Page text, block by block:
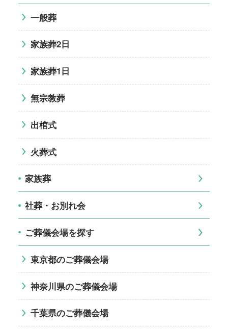
一般葬
家族葬2日
家族葬1日
無宗教葬
出棺式
火葬式
家族葬
社葬・お別れ会
ご葬儀会場を探す
東京都のご葬儀会場
神奈川県のご葬儀会場
千葉県のご葬儀会場